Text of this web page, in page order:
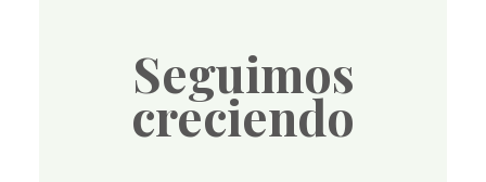
Seguimos
creciendo